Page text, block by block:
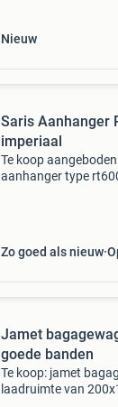
Nieuw
Saris Aanhanger
imperiaal
Te koop
aanhanger type
Zo goed als nieuw
Jamet
goede banden
Te koop: jamet
laadruimte van